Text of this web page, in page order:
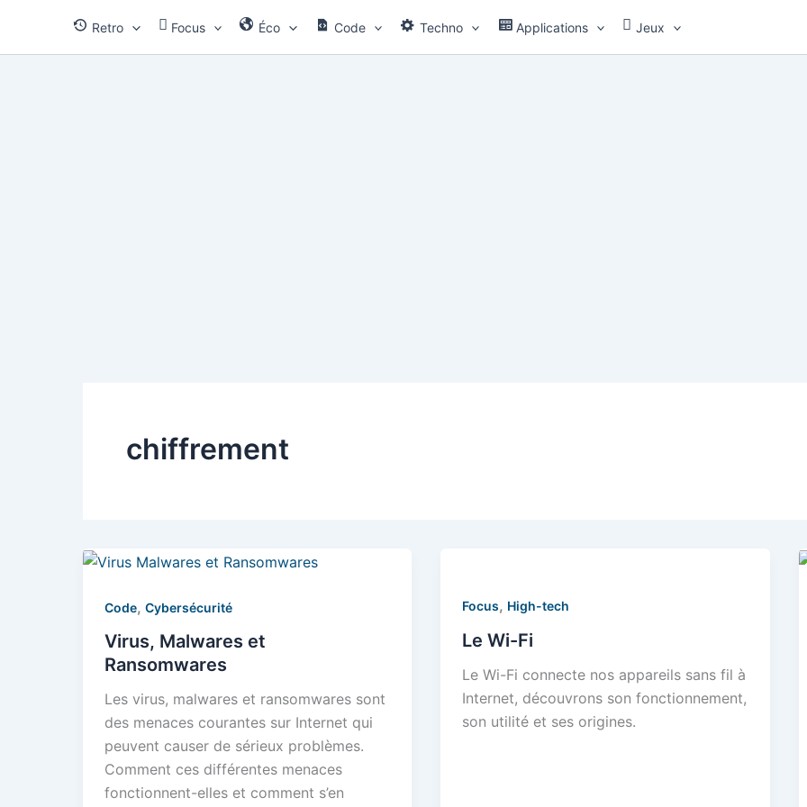
contenu
Retro Focus Éco Code Techno Applications Jeux
chiffrement
Code, Cybersécurité
Virus, Malwares et
Ransomwares
Les virus, malwares et ransomwares sont
des menaces courantes sur Internet qui
peuvent causer de sérieux problèmes.
Comment ces différentes menaces
fonctionnent-elles et comment s’en
Focus, High-tech
Le Wi-Fi
Le Wi-Fi connecte nos appareils sans fil à
Internet, découvrons son fonctionnement,
son utilité et ses origines.